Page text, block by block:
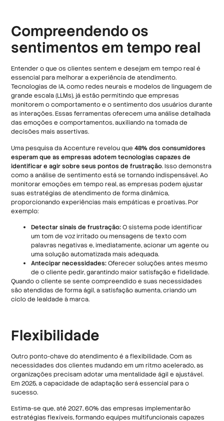
Compreendendo os
sentimentos em tempo real
Entender o que os clientes sentem e desejam em tempo real é
essencial para melhorar a experiência de atendimento.
Tecnologias de IA, como redes neurais e modelos de linguagem de
grande escala (LLMs), já estão permitindo que empresas
monitorem o comportamento e o sentimento dos usuários durante
as interações. Essas ferramentas oferecem uma análise detalhada
das emoções e comportamentos, auxiliando na tomada de
decisões mais assertivas.
Uma pesquisa da Accenture revelou que48% dos consumidores
esperam que as empresas adotem tecnologias capazes de
identificar e agir sobre seus pontos de frustração. Isso demonstra
como a análise de sentimento está se tornando indispensável. Ao
monitorar emoções em tempo real, as empresas podem ajustar
suas estratégias de atendimento de forma dinâmica,
proporcionando experiências mais empáticas e proativas. Por
exemplo:
Detectar sinais de frustração:O sistema pode identificar
um tom de voz irritado ou mensagens de texto com
palavras negativas e, imediatamente, acionar um agente ou
uma solução automatizada mais adequada.
Antecipar necessidades:Oferecer soluções antes mesmo
de o cliente pedir, garantindo maior satisfação e fidelidade.
Quando o cliente se sente compreendido e suas necessidades
são atendidas de forma ágil, a satisfação aumenta, criando um
ciclo de lealdade à marca.
Flexibilidade
Outro ponto-chave do atendimento é a flexibilidade. Com as
necessidades dos clientes mudando em um ritmo acelerado, as
organizações precisam adotar uma mentalidade ágil e ajustável.
Em 2025, a capacidade de adaptação será essencial para o
sucesso.
Estima-se que, até 2027, 60% das empresas implementarão
estratégias flexíveis, formando equipes multifuncionais capazes